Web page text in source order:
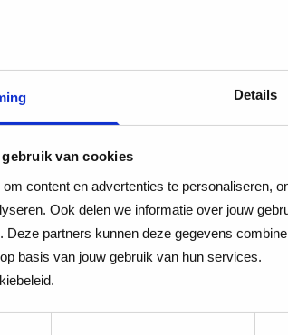
Details
van cookies
content en advertenties te personaliseren,
Ook delen we informatie over jouw
Deze partners kunnen deze gegevens
basis van jouw gebruik van hun services.